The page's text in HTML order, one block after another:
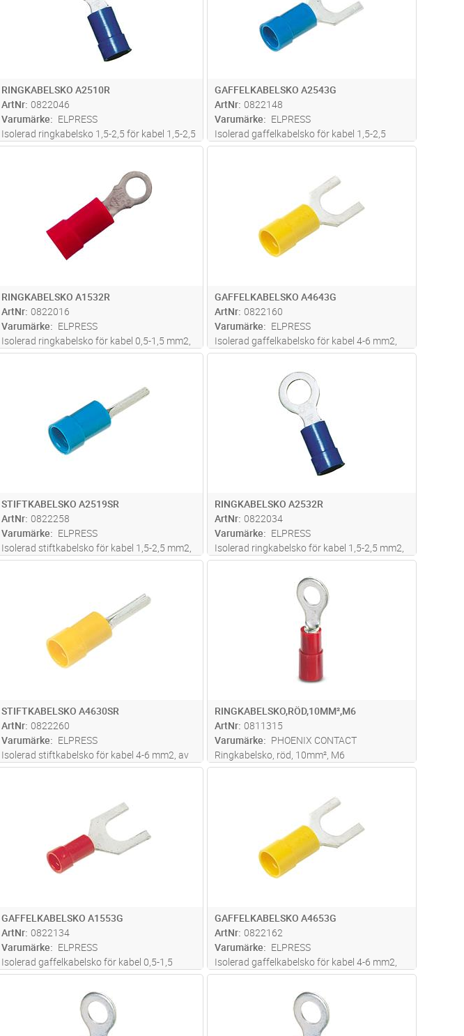
RINGKABELSKO A2510R
ArtNr 0822046
Varumärke
ELPRESS
Isolerad ringkabelsko 1,5-2,5 för kabel 1,5-2,5
mm2, av material Cu, förtent, plast PC.
GAFFELKABELSKO A2543G
ArtNr 0822148
Varumärke
ELPRESS
Isolerad gaffelkabelsko för kabel 1,5-2,5
mm2, av material Cu, förtent, plast PC.
RINGKABELSKO A1532R
ArtNr 0822016
Varumärke
ELPRESS
Isolerad ringkabelsko för kabel 0,5-1,5 mm2,
av material Cu, förtent, plast PC. Används
GAFFELKABELSKO A4643G
ArtNr 0822160
Varumärke
ELPRESS
Isolerad gaffelkabelsko för kabel 4-6 mm2,
av material Cu, förtent, plast PC. Används
med certifierade verktyget GSA0760
STIFTKABELSKO A2519SR
ArtNr 0822258
Varumärke
ELPRESS
Isolerad stiftkabelsko för kabel 1,5-2,5 mm2,
av material Cu, förtent, plast PC. Används
RINGKABELSKO A2532R
ArtNr 0822034
Varumärke
ELPRESS
Isolerad ringkabelsko för kabel 1,5-2,5 mm2,
av material Cu, förtent, plast PC. Används
med certifierade verktyget GSA0760
STIFTKABELSKO A4630SR
ArtNr 0822260
Varumärke
ELPRESS
Isolerad stiftkabelsko för kabel 4-6 mm2, av
material Cu, förtent, plast PC. Används med
Lägg i kundvagn
RINGKABELSKO,RÖD,10MM²,M6
ArtNr 0811315
Varumärke
PHOENIX CONTACT
Ringkabelsko, röd, 10mm², M6
GAFFELKABELSKO A1553G
ArtNr 0822134
Varumärke
ELPRESS
Isolerad gaffelkabelsko för kabel 0,5-1,5
mm2, av material Cu, förtent, plast PC.
Används med certifierade verktyget
GAFFELKABELSKO A4653G
ArtNr 0822162
Varumärke
ELPRESS
Isolerad gaffelkabelsko för kabel 4-6 mm2,
av material Cu, förtent, plast PC. Används
med certifierade verktyget GSA0760
Lägg i kundvagn Lägg i kundvagn